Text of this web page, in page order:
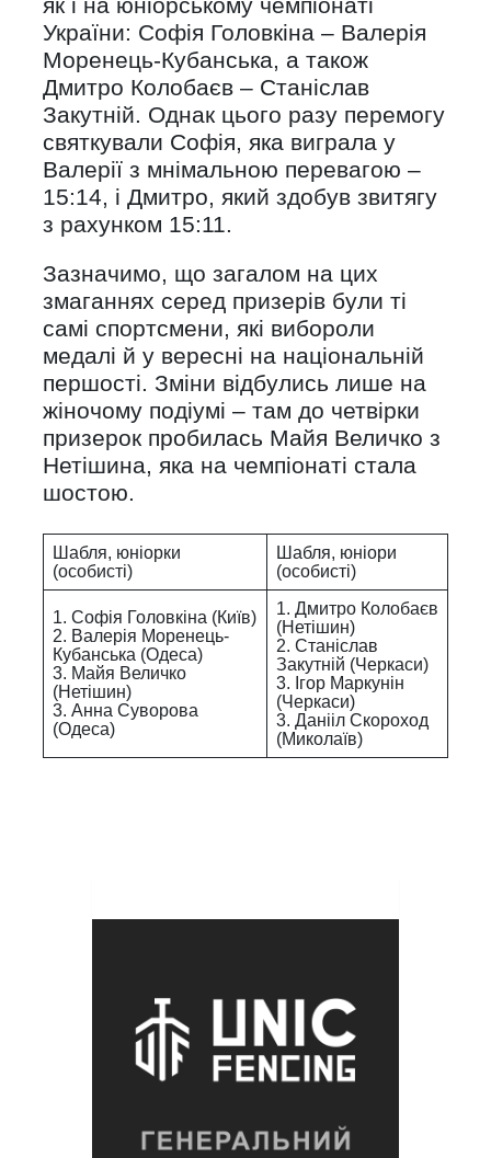
України: Софія Головкіна – Валерія
Моренець-Кубанська, а також
Дмитро Колобаєв – Станіслав
Закутній. Однак цього разу перемогу
святкували Софія, яка виграла у
Валерії з мнімальною перевагою –
15:14, і Дмитро, який здобув звитягу
з рахунком 15:11.
Зазначимо, що загалом на цих
змаганнях серед призерів були ті
самі спортсмени, які вибороли
медалі й у вересні на національній
першості. Зміни відбулись лише на
жіночому подіумі – там до четвірки
призерок пробилась Майя Величко з
Нетішина, яка на чемпіонаті стала
шостою.
Шабля, юніорки
(особисті)
Шабля, юніори
(особисті)
1. Софія Головкіна (Київ)
2. Валерія Моренець-
Кубанська (Одеса)
3. Майя Величко
(Нетішин)
3. Анна Суворова
(Одеса)
1. Дмитро Колобаєв
(Нетішин)
2. Станіслав
Закутній (Черкаси)
3. Ігор Маркунін
(Черкаси)
3. Данііл Скороход
(Миколаїв)